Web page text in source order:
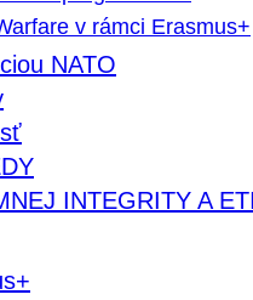
v rámci Erasmus+
NATO
INTEGRITY A